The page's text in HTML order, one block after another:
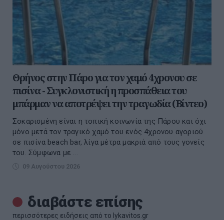
Θρήνος στην Πάρο για τον χαμό 4χρονου σε
πισίνα - Συγκλονιστική η προσπάθεια του
μπάρμαν να αποτρέψει την τραγωδία (Βίντεο)
Σοκαρισμένη είναι η τοπική κοινωνία της Πάρου και όχι
μόνο μετά τον τραγικό χαμό του ενός 4χρονου αγοριού
σε πισίνα beach bar, λίγα μέτρα μακριά από τους γονείς
του. Σύμφωνα με ...
09 Αυγούστου 2026
διαβάστε επίσης
περισσότερες ειδήσεις από το lykavitos.gr